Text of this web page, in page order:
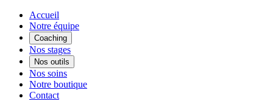
Accueil
Notre équipe
Coaching
Nos stages
Nos outils
Nos soins
Notre boutique
Contact